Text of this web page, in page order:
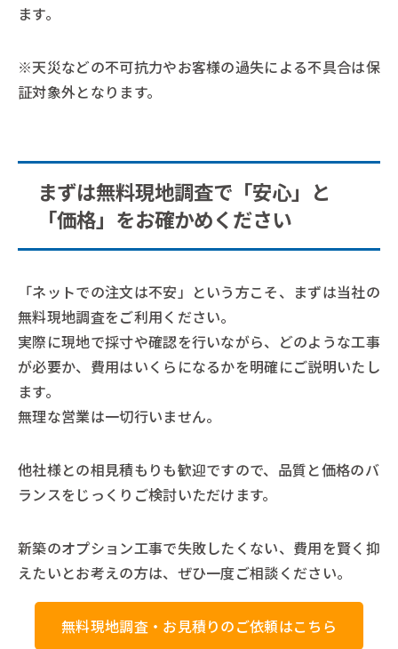
ます。
※天災などの不可抗力やお客様の過失による不具合は保
証対象外となります。
まずは無料現地調査で「安心」と
「価格」をお確かめください
「ネットでの注文は不安」という方こそ、まずは当社の
無料現地調査をご利用ください。
実際に現地で採寸や確認を行いながら、どのような工事
が必要か、費用はいくらになるかを明確にご説明いたし
ます。
無理な営業は一切行いません。
他社様との相見積もりも歓迎ですので、品質と価格のバ
ランスをじっくりご検討いただけます。
新築のオプション工事で失敗したくない、費用を賢く抑
えたいとお考えの方は、ぜひ一度ご相談ください。
無料現地調査・お見積りのご依頼はこちら